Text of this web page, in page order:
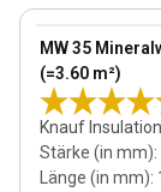
MW 35
(=3.60 m²)
Knauf Insulation
Stärke (in mm):
Länge (in mm):
View product